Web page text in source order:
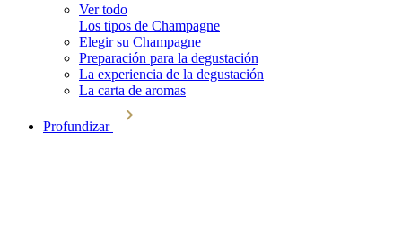
Ver todo
Los tipos de Champagne
Elegir su Champagne
Preparación para la degustación
La experiencia de la degustación
La carta de aromas
Profundizar